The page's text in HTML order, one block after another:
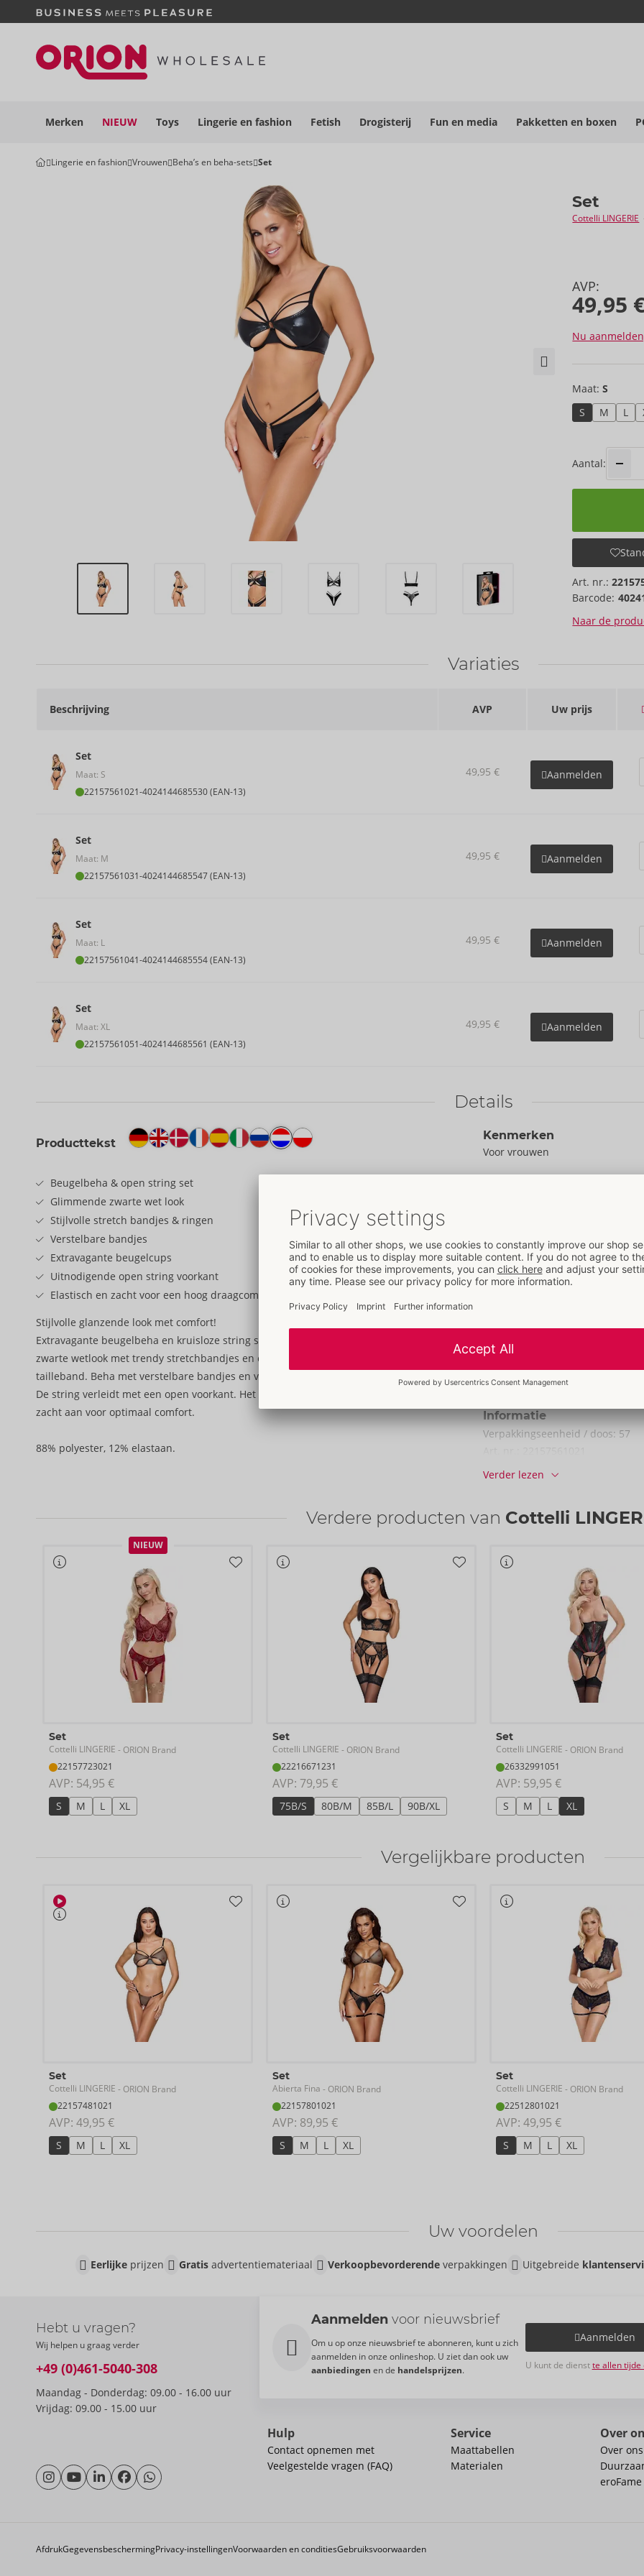
Merken NIEUW Toys Lingerie en fashion Fetish Drogisterij Fun en media Pakketten en boxen
Lingerie en fashion Vrouwen Beha’s en beha-sets Set
Set
Cottelli LINGERIE
AVP:
49,95
Nu
Maat:S
S
M L
Aantal:
Art. nr.:
Barcode:
Naar de
Variaties
Beschrijving AVP Uw prijs
Set
Maat: S
22157561021-4024144685530 (EAN-13)
49,95 € Aanmelden
Set
Maat: M
22157561031-4024144685547 (EAN-13)
49,95 € Aanmelden
Set
Maat: L
22157561041-4024144685554 (EAN-13)
49,95 € Aanmelden
Set
Maat: XL
22157561051-4024144685561 (EAN-13)
49,95 € Aanmelden
Details
Producttekst
Beugelbeha & open string set
Glimmende zwarte wet look
Stijlvolle stretch bandjes & ringen
Verstelbare bandjes
Extravagante beugelcups
Uitnodigende open string voorkant
Elastisch en zacht voor een hoog draagcomfort
Stijlvolle glanzende look met comfort!
Extravagante beugelbeha en kruisloze string set van Cottelli LINGERIE. Coole
zwarte wetlook met trendy stretchbandjes en een ring op de beugelcups en in de
tailleband. Beha met verstelbare bandjes en verstelbare haaksluiting op de rug.
De string verleidt met een open voorkant. Het stretchy wet-look materiaal voelt
zacht aan voor optimaal comfort.
88% polyester, 12% elastaan.
Kenmerken
Voor vrouwen
Naar de materiële informatie
Formaat
Breedte:
Hoogte: 3,5 cm
Lengte: 20,5 cm
Informatie
Verpakkings­eenheid / doos: 57
Barcode:
Verder lezen
Verdere producten van Cottelli
NIEUW
Set
Cottelli LINGERIE - ORION Brand
22157723021
AVP: 54,95 €
S M L XL
Set
Cottelli LINGERIE - ORION Brand
22216671231
AVP: 79,95 €
75B/S 80B/M 85B/L 90B/XL
Set
Cottelli LINGERIE - ORION Brand
26332991051
AVP: 59,95 €
S M L XL
Vergelijkbare producten
Set
Cottelli LINGERIE - ORION Brand
22157481021
AVP: 49,95 €
S M L XL
Set
Abierta Fina - ORION Brand
22157801021
AVP: 89,95 €
S M L XL
Set
Cottelli LINGERIE - ORION Brand
22512801021
AVP: 49,95 €
S M L XL
Uw voordelen
Eerlijkeprijzen Gratisadvertentiemateriaal Verkoopbevorderendeverpakkingen Uitgebreide
Hebt u vragen?
Wij helpen u graag verder
+49 (0)461-5040-308
Maandag - Donderdag: 09.00 - 16.00 uur
Vrijdag: 09.00 - 15.00 uur
Aanmelden voor nieuwsbrief
Om u op onze nieuwsbrief te abonneren, kunt u zich
aanmelden in onze onlineshop. U ziet dan ook uw
aanbiedingen en de handelsprijzen.
Aanmelden
U kunt de dienstte allen tijde
Hulp
Contact opnemen met
Veelgestelde vragen (FAQ)
Service
Maattabellen
Materialen
Over
Over ons
eroFame
AfdrukGegevensbeschermingPrivacy-instellingenVoorwaarden en conditiesGebruiksvoorwaarden